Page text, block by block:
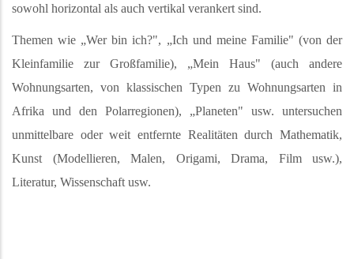
sowohl horizontal als auch vertikal verankert sind.
Themen wie „Wer bin ich?", „Ich und meine Familie" (von der
Kleinfamilie zur Großfamilie), „Mein Haus" (auch andere
Wohnungsarten, von klassischen Typen zu Wohnungsarten in
Afrika und den Polarregionen), „Planeten" usw. untersuchen
unmittelbare oder weit entfernte Realitäten durch Mathematik,
Kunst (Modellieren, Malen, Origami, Drama, Film usw.),
Literatur, Wissenschaft usw.